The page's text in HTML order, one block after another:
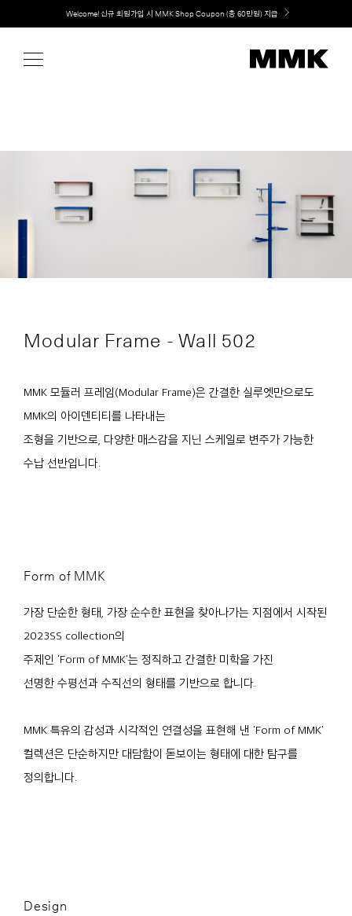
content
Welcome! 신규 회원가입 시 MMK Shop Coupon (총 60만원) 지급
Modular Frame - Wall 502
MMK 모듈러 프레임(Modular Frame)은 간결한 실루엣만으로도
MMK의 아이덴티티를 나타내는
조형을 기반으로, 다양한 매스감을 지닌 스케일로 변주가 가능한
수납 선반입니다.
Form of MMK
가장 단순한 형태, 가장 순수한 표현을 찾아나가는 지점에서 시작된
2023SS collection의
주제인 'Form of MMK'는 정직하고 간결한 미학을 가진
선명한 수평선과 수직선의 형태를 기반으로 합니다.
MMK 특유의 감성과 시각적인 연결성을 표현해 낸 'Form of MMK'
컬렉션은 단순하지만 대담함이 돋보이는 형태에 대한 탐구를
정의합니다.
Design